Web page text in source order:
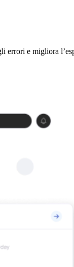
errori e migliora